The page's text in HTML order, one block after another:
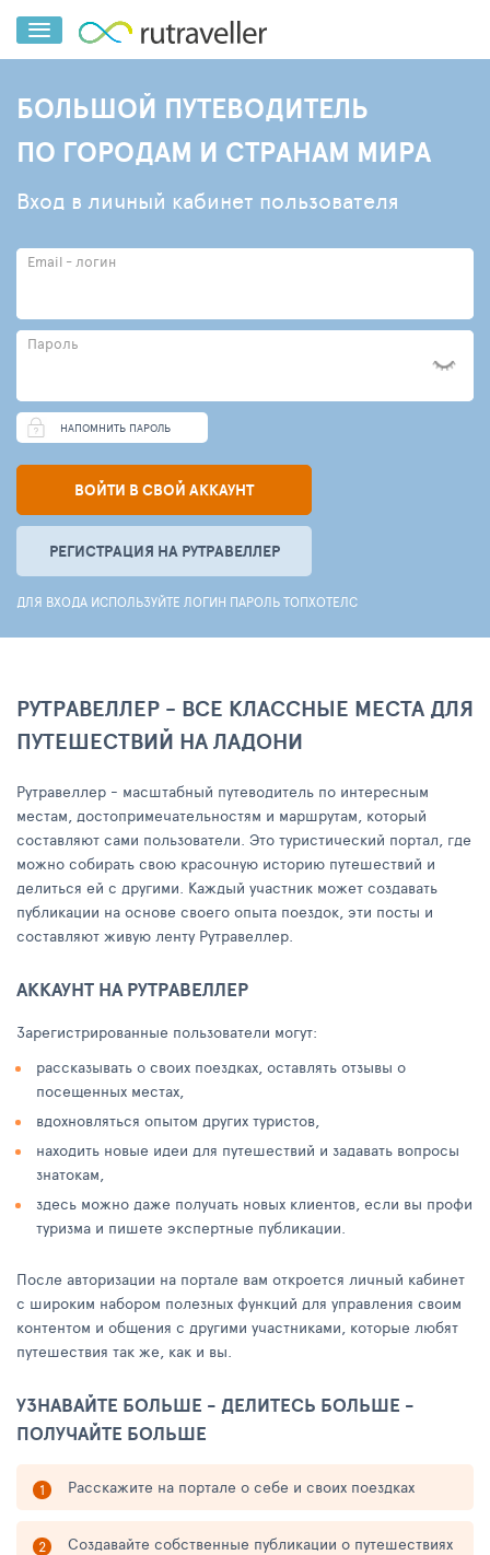
БОЛЬШОЙ ПУТЕВОДИТЕЛЬ
ПО ГОРОДАМ И СТРАНАМ МИРА
Вход в личный кабинет пользователя
Email - логин
Пароль
НАПОМНИТЬ ПАРОЛЬ
ВОЙТИ В СВОЙ АККАУНТ
РЕГИСТРАЦИЯ НА РУТРАВЕЛЛЕР
ДЛЯ ВХОДА ИСПОЛЬЗУЙТЕ ЛОГИН ПАРОЛЬ ТОПХОТЕЛС
РУТРАВЕЛЛЕР - ВСЕ КЛАССНЫЕ МЕСТА ДЛЯ
ПУТЕШЕСТВИЙ НА ЛАДОНИ
Рутравеллер - масштабный путеводитель по интересным
местам, достопримечательностям и маршрутам, который
составляют сами пользователи. Это туристический портал, где
можно собирать свою красочную историю путешествий и
делиться ей с другими. Каждый участник может создавать
публикации на основе своего опыта поездок, эти посты и
составляют живую ленту Рутравеллер.
АККАУНТ НА РУТРАВЕЛЛЕР
Зарегистрированные пользователи могут:
рассказывать о своих поездках, оставлять отзывы о
посещенных местах,
вдохновляться опытом других туристов,
находить новые идеи для путешествий и задавать вопросы
знатокам,
здесь можно даже получать новых клиентов, если вы профи
туризма и пишете экспертные публикации.
После авторизации на портале вам откроется личный кабинет
с широким набором полезных функций для управления своим
контентом и общения с другими участниками, которые любят
путешествия так же, как и вы.
УЗНАВАЙТЕ БОЛЬШЕ - ДЕЛИТЕСЬ БОЛЬШЕ -
ПОЛУЧАЙТЕ БОЛЬШЕ
Расскажите на портале о себе и своих поездках
Создавайте собственные публикации о путешествиях